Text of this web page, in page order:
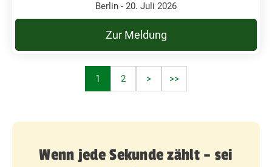
Berlin - 20. Juli 2026
Zur Meldung
1 2 > >>
Wenn jede Sekunde zählt – sei